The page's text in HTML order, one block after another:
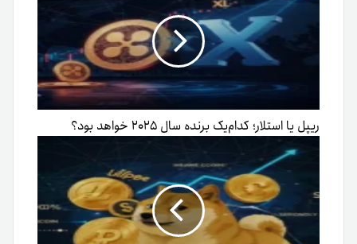
ریپل یا استلار؛ کدام‌یک برنده سال ۲۰۲۵ خواهد بود؟